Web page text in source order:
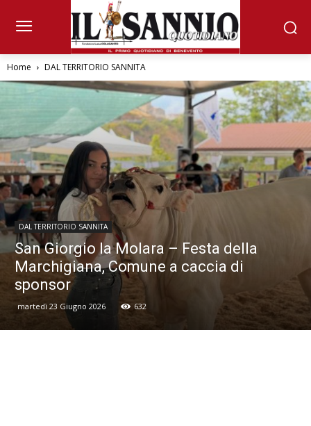
Home DAL TERRITORIO SANNITA
DAL TERRITORIO SANNITA
San Giorgio la Molara – Festa della
Marchigiana, Comune a caccia di
sponsor
martedì 23 Giugno 2026 632